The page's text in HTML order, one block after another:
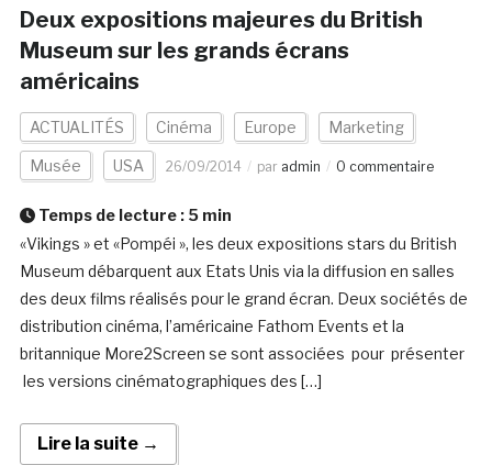
Deux expositions majeures du British
Museum sur les grands écrans
américains
ACTUALITÉS Cinéma Europe Marketing
Musée USA 26/09/2014 par admin 0 commentaire
Temps de lecture : 5 min
«Vikings » et «Pompéi », les deux expositions stars du British
Museum débarquent aux Etats Unis via la diffusion en salles
des deux films réalisés pour le grand écran. Deux sociétés de
distribution cinéma, l’américaine Fathom Events et la
britannique More2Screen se sont associées pour présenter
les versions cinématographiques des […]
Lire la suite →